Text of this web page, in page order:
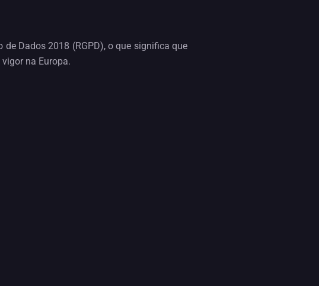
Dados 2018 (RGPD), o que significa que
na Europa.